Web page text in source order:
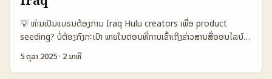
Comments, Creator Hubs 💰 Typical Fee Range $50–$800
$100–$1.000 $200–$2.500 ຕາຕະລາງແສດງວ່າ TikTok ເປັນທີ່ດີສໍາລັບ
ການຄົ້ນຫາ creators ທີ່ຮ້າຍໃຈສຳລັບການທົດສອບไอເດຍສິນຄ້າ — ມີ
MAU ສູງ, engagement ດີ, ແລະເຄື່ອງມື marketplace; Instagram
ແມ່ນການປະສົມທີ່ດີສໍາລັບ visual tests; YouTube ເຫັນເຖິງ long-form
validation. ...
ການປະໂຫຍດທາງການເມື່ອກ່ອນ ແລະ ການເປັນຫົວໜ້າຂອງ ການປະຕິບັດທີ່ບໍ່
ຊັດເຈນ). 📊 ຕາຕະລາງ Data Snapshot — ການປຽບທຽບວິທີຄົ້ນຫາຄຣີ
ເອເຕີ 🧩 Metric Platform Search Talent Agencies Organic
Discovery 👥 Monthly Active 1.200.000 300.000 800.000 📈
💡 ທ່ານເປັນແບຣນຕ້ອງການ Iraq Hulu creators ເພື່ອ product
seeding? ບໍ່ຕ້ອງກົງກະເປົາ ພາຍໃນຕອນທີ່ການເຂົ້າເຖິງຂ່າວສານສື່ອອນໄລນ໌
ແບບຂ້າງຟ້າ ແລະການເປີດຕະຫຼາດຂ່າວໃຫ້ເຫັນຜູ້ໃຊ້ແບບແທ້ຈິງ, ການຄົ້ນຫາ
creator ຍື່ນທີ່ເຮັດ content ກ່ຽວກັບ Hulu ແລະມີ audience ຢູ່ Iraq
5 ຕຸລາ 2025· 2 ນາທີ